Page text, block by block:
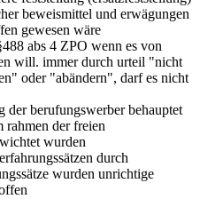
beweismittel und erwägungen
gewesen wäre
abs 4 ZPO wenn es von
will. immer durch urteil "nicht
oder "abändern", darf es nicht
der berufungswerber behauptet
rahmen der freien
wurden
durch
wurden unrichtige